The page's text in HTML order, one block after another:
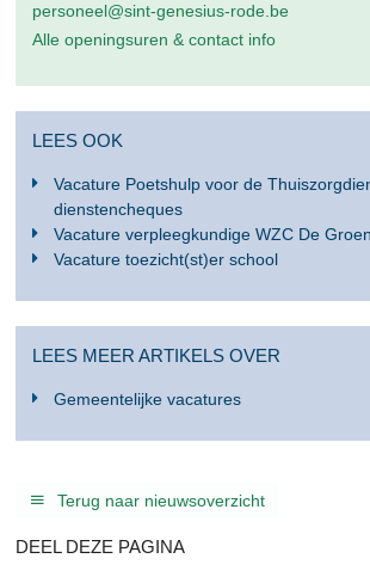
personeel@sint-genesius-rode.be
Alle openingsuren & contact info
LEES OOK
Vacature Poetshulp voor de
dienstencheques
Vacature verpleegkundige WZC De
Vacature toezicht(st)er school
LEES MEER ARTIKELS OVER
Gemeentelijke vacatures
Terug naar nieuwsoverzicht
DEEL DEZE PAGINA